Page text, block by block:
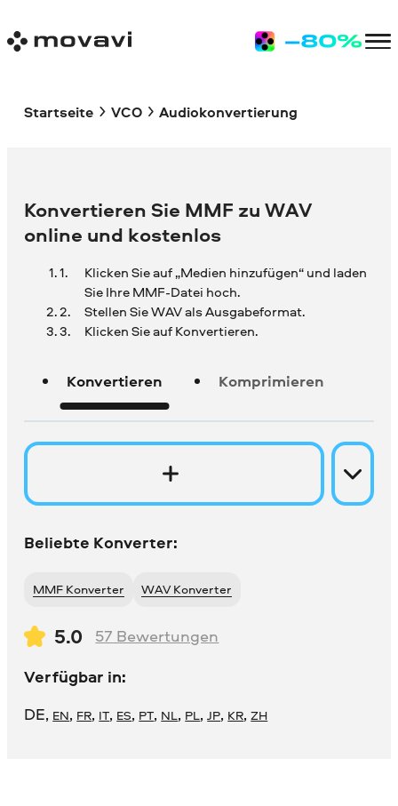
Startseite VCO Audiokonvertierung
Konvertieren Sie MMF zu WAV
online und kostenlos
Klicken Sie auf „Medien hinzufügen“ und laden
Sie IhreMMF-Datei hoch.
Stellen Sie WAV als Ausgabeformat.
Klicken Sie auf Konvertieren.
Konvertieren Komprimieren
Beliebte Konverter:
MMF Konverter WAV Konverter
5.0 57 Bewertungen
Verfügbar in:
DE, EN, FR, IT, ES, PT, NL, PL,JP, KR,ZH